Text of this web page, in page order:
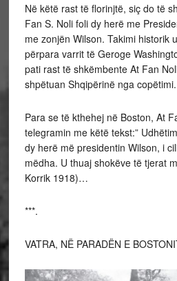
Në këtë rast të florinjtë, siç do të
Fan S. Noli foli dy herë me
me zonjën Wilson. Takimi historik
përpara varrit të Geroge
pati rast të shkëmbente At Fan
shpëtuan Shqipërinë nga copëtimi.
Para se të kthehej në Boston, At
telegramin me këtë tekst:”
dy herë më presidentin Wilson, i
mëdha. U thuaj shokëve të tjerat
Korrik 1918)…
***.
VATRA, NË PARADËN E